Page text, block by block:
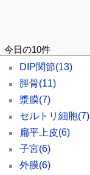
今日の10件
DIP関節(13)
脛骨(11)
漿膜(7)
セルトリ細胞(7)
扁平上皮(6)
子宮(6)
外膜(6)